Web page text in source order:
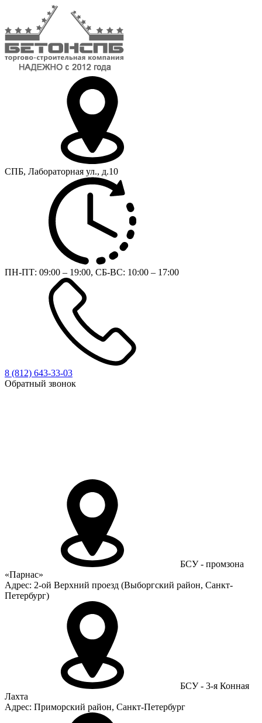
СПБ, Лабораторная ул., д.10
ПН-ПТ: 09:00 – 19:00, СБ-ВС: 10:00 – 17:00
8 (812) 643-33-03
Обратный звонок
БСУ - промзона
«Парнас»
Адрес: 2-ой Верхний проезд (Выборгский район, Санкт-
Петербург)
БСУ - 3-я Конная
Лахта
Адрес: Приморский район, Санкт-Петербург